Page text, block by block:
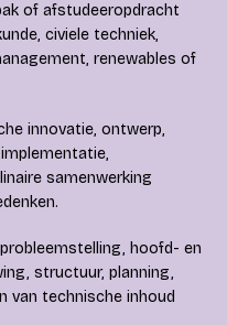
of afstudeeropdracht
civiele techniek,
renewables of
innovatie, ontwerp,
samenwerking
hoofd- en
structuur, planning,
van technische inhoud